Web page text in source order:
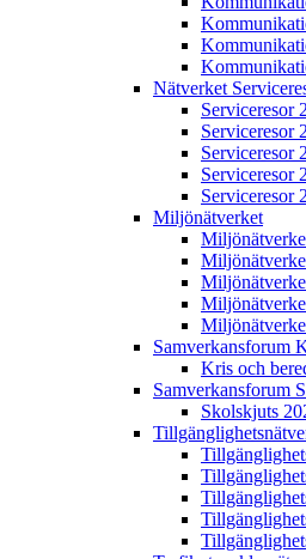
Nätverket
Serviceresor
Serviceresor
Serviceresor
Serviceresor
Serviceresor
Miljö­nätverket
Samverkans­forum
Kris och
Samverkans­forum
Skolskjuts